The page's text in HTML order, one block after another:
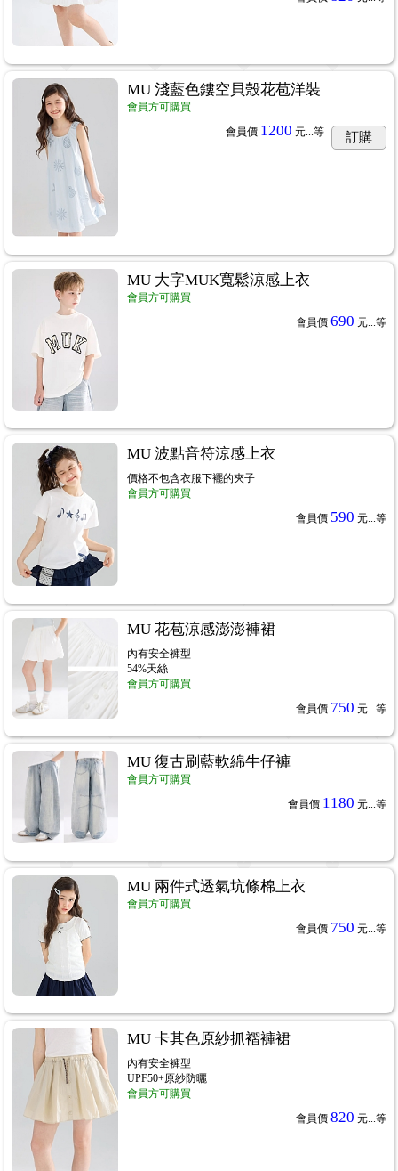
MU 淺藍色鏤空貝殼花苞洋裝
會員方可購買
會員價 1200 元...等 訂購
MU 大字MUK寬鬆涼感上衣
會員方可購買
會員價 690 元...等
MU 波點音符涼感上衣
價格不包含衣服下襬的夾子
會員方可購買
會員價 590 元...等
MU 花苞涼感澎澎褲裙
內有安全褲型
54%天絲
會員方可購買
會員價 750 元...等
MU 復古刷藍軟綿牛仔褲
會員方可購買
會員價 1180 元...等
MU 兩件式透氣坑條棉上衣
會員方可購買
會員價 750 元...等
MU 卡其色原紗抓褶褲裙
內有安全褲型
UPF50+原紗防曬
會員方可購買
會員價 820 元... 等